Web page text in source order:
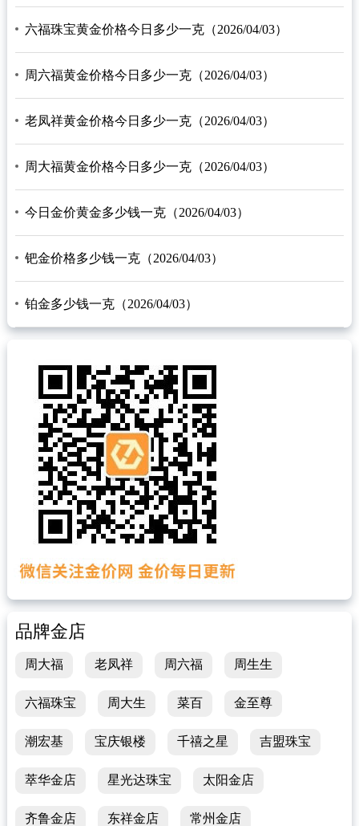
六福珠宝黄金价格今日多少一克（2026/04/03）
周六福黄金价格今日多少一克（2026/04/03）
老凤祥黄金价格今日多少一克（2026/04/03）
周大福黄金价格今日多少一克（2026/04/03）
今日金价黄金多少钱一克（2026/04/03）
钯金价格多少钱一克（2026/04/03）
铂金多少钱一克（2026/04/03）
品牌金店
周大福 老凤祥 周六福 周生生
六福珠宝 周大生 菜百 金至尊
潮宏基 宝庆银楼 千禧之星 吉盟珠宝
萃华金店 星光达珠宝 太阳金店
齐鲁金店 东祥金店 常州金店